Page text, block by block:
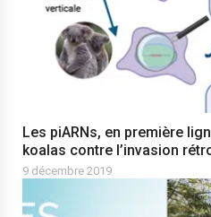
Les piARNs, en première
koalas contre l’invasion
9 décembre 2019